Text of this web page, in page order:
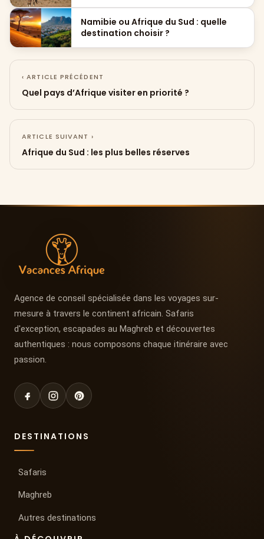
Namibie ou Afrique du Sud : quelle
destination choisir ?
‹ ARTICLE PRÉCÉDENT
Quel pays d’Afrique visiter en priorité ?
ARTICLE SUIVANT ›
Afrique du Sud : les plus belles réserves
Agence de conseil spécialisée dans les voyages sur-
mesure à travers le continent africain. Safaris
d'exception, escapades au Maghreb et découvertes
authentiques : nous composons chaque itinéraire avec
passion.
DESTINATIONS
Safaris
Maghreb
Autres destinations